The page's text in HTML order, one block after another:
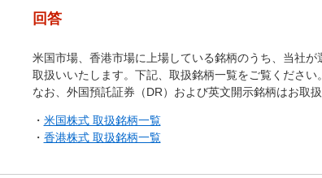
回答
米国市場、香港市場に上場している銘柄のうち、当社
取扱いいたします。下記、取扱銘柄一覧をご覧ください。
なお、外国預託証券（DR）および英文開示銘柄はお取扱
・ 米国株式 取扱銘柄一覧
・ 香港株式 取扱銘柄一覧